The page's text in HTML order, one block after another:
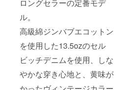
ロングセラーの定番モデ
ル。
高級綿ジンバブエコットン
を使用した13.5ozのセル
ビッチデニムを使用、しな
やかな穿き心地と、黄味が